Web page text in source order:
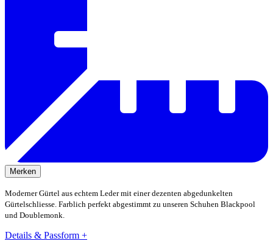
Merken
Moderner Gürtel aus echtem Leder mit einer dezenten abgedunkelten
Gürtelschliesse. Farblich perfekt abgestimmt zu unseren Schuhen Blackpool
und Doublemonk.
Details & Passform +